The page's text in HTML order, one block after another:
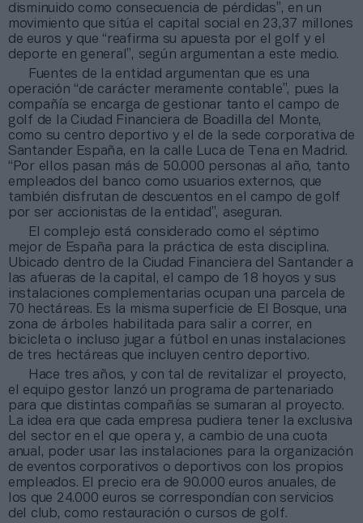
disminuido como consecuencia de pérdidas”, en un
movimiento que sitúa el capital social en 23,37 millones
de euros y que “reafirma su apuesta por el golf y el
deporte en general”, según argumentan a este medio.
Fuentes de la entidad argumentan que es una
operación “de carácter meramente contable”, pues la
compañía se encarga de gestionar tanto el campo de
golf de la Ciudad Financiera de Boadilla del Monte,
como su centro deportivo y el de la sede corporativa de
Santander España, en la calle Luca de Tena en Madrid.
“Por ellos pasan más de 50.000 personas al año, tanto
empleados del banco como usuarios externos, que
también disfrutan de descuentos en el campo de golf
por ser accionistas de la entidad”, aseguran.
El complejo está considerado como el séptimo
mejor de España para la práctica de esta disciplina.
Ubicado dentro de la Ciudad Financiera del Santander a
las afueras de la capital, el campo de 18 hoyos y sus
instalaciones complementarias ocupan una parcela de
70 hectáreas. Es la misma superficie de El Bosque, una
zona de árboles habilitada para salir a correr, en
bicicleta o incluso jugar a fútbol en unas instalaciones
de tres hectáreas que incluyen centro deportivo.
Hace tres años, y con tal de revitalizar el proyecto,
el equipo gestor lanzó un programa de partenariado
para que distintas compañías se sumaran al proyecto.
La idea era que cada empresa pudiera tener la exclusiva
del sector en el que opera y, a cambio de una cuota
anual, poder usar las instalaciones para la organización
de eventos corporativos o deportivos con los propios
empleados. El precio era de 90.000 euros anuales, de
los que 24.000 euros se correspondían con servicios
del club, como restauración o cursos de golf.